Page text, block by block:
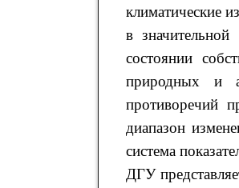
климатические
в
состоянии
природных и
противоречий
диапазон
система
ДГУ